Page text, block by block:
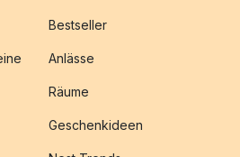
Bestseller
Anlässe
Räume
Geschenkideen